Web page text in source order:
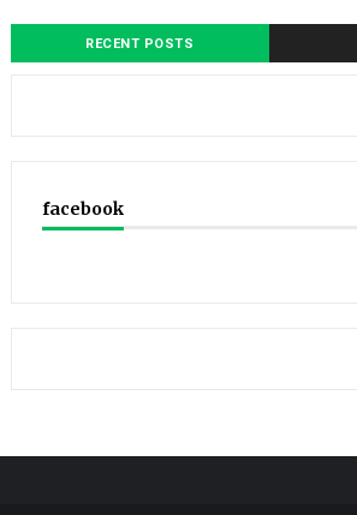
RECENT POSTS
facebook